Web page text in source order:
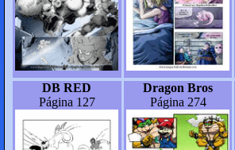
DB RED
Página 127
Dragon Bros
Página 274